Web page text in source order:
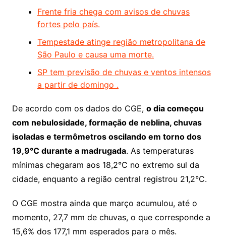
Frente fria chega com avisos de chuvas
fortes pelo país.
Tempestade atinge região metropolitana de
São Paulo e causa uma morte.
SP tem previsão de chuvas e ventos intensos
a partir de domingo .
De acordo com os dados do CGE, o dia começou
com nebulosidade, formação de neblina, chuvas
isoladas e termômetros oscilando em torno dos
19,9°C durante a madrugada. As temperaturas
mínimas chegaram aos 18,2°C no extremo sul da
cidade, enquanto a região central registrou 21,2°C.
O CGE mostra ainda que março acumulou, até o
momento, 27,7 mm de chuvas, o que corresponde a
15,6% dos 177,1 mm esperados para o mês.